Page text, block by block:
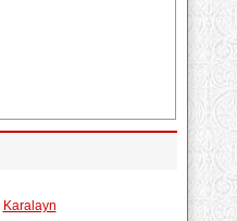
Karalayn